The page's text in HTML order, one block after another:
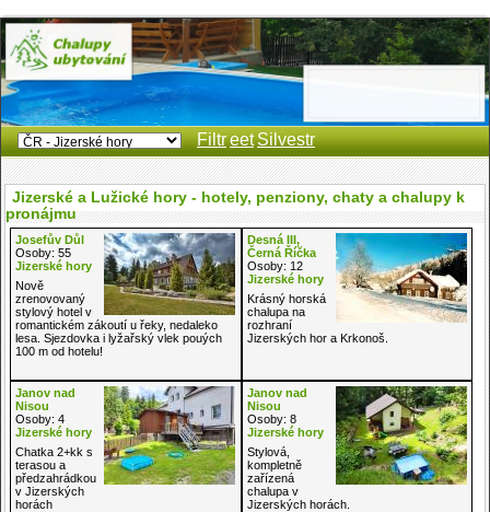
FiltreetSilvestr
Jizerské a Lužické hory - hotely, penziony, chaty a chalupy k
pronájmu
Josefův Důl
Osoby: 55
Jizerské hory
Nově
zrenovovaný
stylový hotel v
romantickém zákoutí u řeky, nedaleko
lesa. Sjezdovka i lyžařský vlek pouých
100 m od hotelu!
Desná III,
Černá Říčka
Osoby: 12
Jizerské hory
Krásný horská
chalupa na
rozhraní
Jizerských hor a Krkonoš.
Janov nad
Nisou
Osoby: 4
Jizerské hory
Chatka 2+kk s
terasou a
předzahrádkou
v Jizerských
horách
Janov nad
Nisou
Osoby: 8
Jizerské hory
Stylová,
kompletně
zařízená
chalupa v
Jizerských horách.